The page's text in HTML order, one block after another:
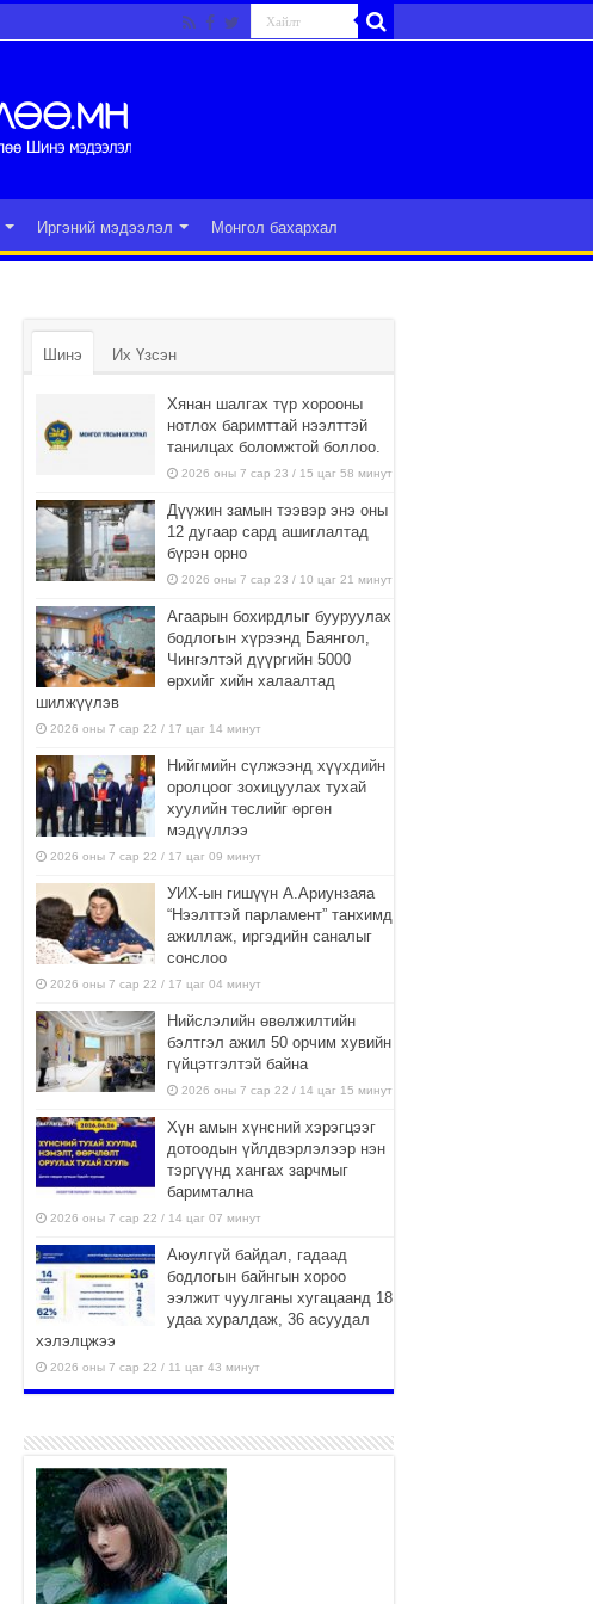
Иргэний мэдээлэл Монгол бахархал
Шинэ Их Үзсэн
Хянан шалгах түр хорооны
нотлох баримттай нээлттэй
танилцах боломжтой боллоо.
2026 оны 7 сар 23 / 15 цаг 58 минут
Дүүжин замын тээвэр энэ оны
12 дугаар сард ашиглалтад
бүрэн орно
2026 оны 7 сар 23 / 10 цаг 21 минут
Агаарын бохирдлыг бууруулах
бодлогын хүрээнд Баянгол,
Чингэлтэй дүүргийн 5000
өрхийг хийн халаалтад
шилжүүлэв
2026 оны 7 сар 22 / 17 цаг 14 минут
Нийгмийн сүлжээнд хүүхдийн
оролцоог зохицуулах тухай
хуулийн төслийг өргөн
мэдүүллээ
2026 оны 7 сар 22 / 17 цаг 09 минут
УИХ-ын гишүүн А.Ариунзаяа
“Нээлттэй парламент” танхимд
ажиллаж, иргэдийн саналыг
сонслоо
2026 оны 7 сар 22 / 17 цаг 04 минут
Нийслэлийн өвөлжилтийн
бэлтгэл ажил 50 орчим хувийн
гүйцэтгэлтэй байна
2026 оны 7 сар 22 / 14 цаг 15 минут
Хүн амын хүнсний хэрэгцээг
дотоодын үйлдвэрлэлээр нэн
тэргүүнд хангах зарчмыг
баримтална
2026 оны 7 сар 22 / 14 цаг 07 минут
Аюулгүй байдал, гадаад
бодлогын байнгын хороо
ээлжит чуулганы хугацаанд 18
удаа хуралдаж, 36 асуудал
хэлэлцжээ
2026 оны 7 сар 22 / 11 цаг 43 минут
боломжтой-Хүүхэд хөгжүүлэх
төв” байгуулах төсөлд төр,
хувийн хэвшлийн түншлэлийн хүрээнд хамтран
ажиллахыг урьж байна
2026 оны 7 сар 22 / 9 цаг 28 минут
Б.Пүрэвдагва: “Урт цагаан”-ыг
залуучууд чөлөөт цагаа